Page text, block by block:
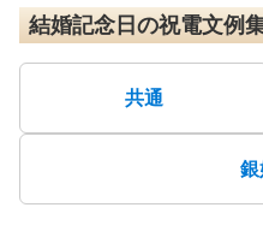
結婚記念日の祝電文例
共通
銀